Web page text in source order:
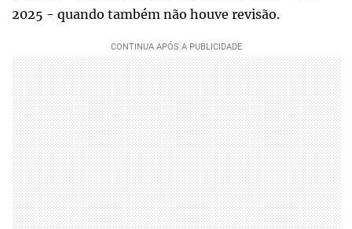
2025 - quando também não houve revisão.